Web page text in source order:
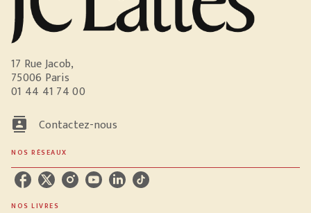
17 Rue Jacob,
75006 Paris
01 44 41 74 00
contacts Contactez-nous
NOS RÉSEAUX
NOS LIVRES